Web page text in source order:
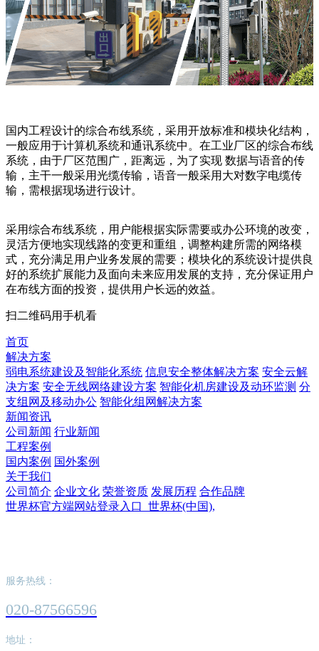
国内工程设计的综合布线系统，采用开放标准和模块化结构，
一般应用于计算机系统和通讯系统中。在工业厂区的综合布线
系统，由于厂区范围广，距离远，为了实现 数据与语音的传
输，主干一般采用光缆传输，语音一般采用大对数字电缆传
输，需根据现场进行设计。
采用综合布线系统，用户能根据实际需要或办公环境的改变，
灵活方便地实现线路的变更和重组，调整构建所需的网络模
式，充分满足用户业务发展的需要；模块化的系统设计提供良
好的系统扩展能力及面向未来应用发展的支持，充分保证用户
在布线方面的投资，提供用户长远的效益。
扫二维码用手机看
首页
解决方案
弱电系统建设及智能化系统 信息安全整体解决方案 安全云解
决方案 安全无线网络建设方案 智能化机房建设及动环监测 分
支组网及移动办公 智能化组网解决方案
新闻资讯
公司新闻 行业新闻
工程案例
国内案例 国外案例
关于我们
公司简介 企业文化 荣誉资质 发展历程 合作品牌
世界杯官方端网站登录入口_世界杯(中国),
服务热线：
020-87566596
地址：